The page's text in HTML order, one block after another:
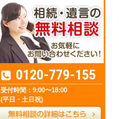
0120-779-155
受付時間：9:00〜18:00
(平日・土日祝)